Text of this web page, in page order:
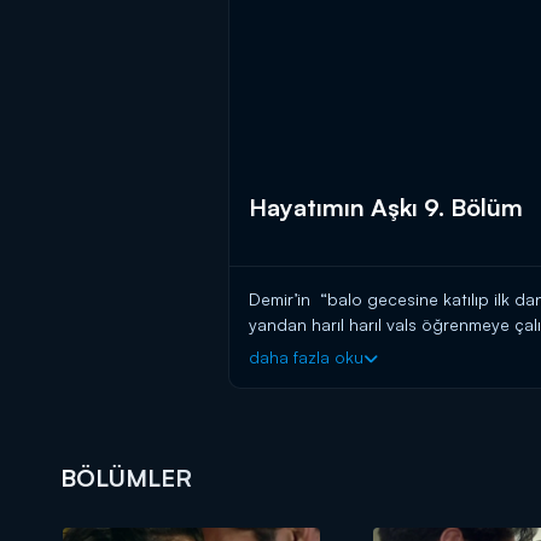
Hayatımın Aşkı 9. Bölüm
Demir’in “balo gecesine katılıp ilk
yandan harıl harıl vals öğrenmeye
Ünlü moda tasarımcısı Azize
daha fazla oku
BÖLÜMLER